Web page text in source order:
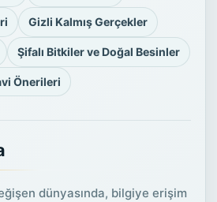
Gizli Kalmış Gerçekler
Şifalı Bitkiler ve Doğal Besinler
Önerileri
dünyasında, bilgiye erişim